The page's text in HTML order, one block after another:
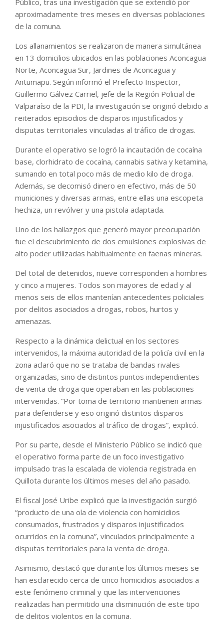
aproximadamente tres meses en diversas poblaciones
de la comuna.
Los allanamientos se realizaron de manera simultánea
en 13 domicilios ubicados en las poblaciones Aconcagua
Norte, Aconcagua Sur, Jardines de Aconcagua y
Antumapu. Según informó el Prefecto Inspector,
Guillermo Gálvez Carriel, jefe de la Región Policial de
Valparaíso de la PDI, la investigación se originó debido a
reiterados episodios de disparos injustificados y
disputas territoriales vinculadas al tráfico de drogas.
Durante el operativo se logró la incautación de cocaína
base, clorhidrato de cocaína, cannabis sativa y ketamina,
sumando en total poco más de medio kilo de droga.
Además, se decomisó dinero en efectivo, más de 50
municiones y diversas armas, entre ellas una escopeta
hechiza, un revólver y una pistola adaptada.
Uno de los hallazgos que generó mayor preocupación
fue el descubrimiento de dos emulsiones explosivas de
alto poder utilizadas habitualmente en faenas mineras.
Del total de detenidos, nueve corresponden a hombres
y cinco a mujeres. Todos son mayores de edad y al
menos seis de ellos mantenían antecedentes policiales
por delitos asociados a drogas, robos, hurtos y
amenazas.
Respecto a la dinámica delictual en los sectores
intervenidos, la máxima autoridad de la policía civil en la
zona aclaró que no se trataba de bandas rivales
organizadas, sino de distintos puntos independientes
de venta de droga que operaban en las poblaciones
intervenidas. “Por toma de territorio mantienen armas
para defenderse y eso originó distintos disparos
injustificados asociados al tráfico de drogas”, explicó.
Por su parte, desde el Ministerio Público se indicó que
el operativo forma parte de un foco investigativo
impulsado tras la escalada de violencia registrada en
Quillota durante los últimos meses del año pasado.
El fiscal José Uribe explicó que la investigación surgió
“producto de una ola de violencia con homicidios
consumados, frustrados y disparos injustificados
ocurridos en la comuna”, vinculados principalmente a
disputas territoriales para la venta de droga.
Asimismo, destacó que durante los últimos meses se
han esclarecido cerca de cinco homicidios asociados a
este fenómeno criminal y que las intervenciones
realizadas han permitido una disminución de este tipo
de delitos violentos en la comuna.